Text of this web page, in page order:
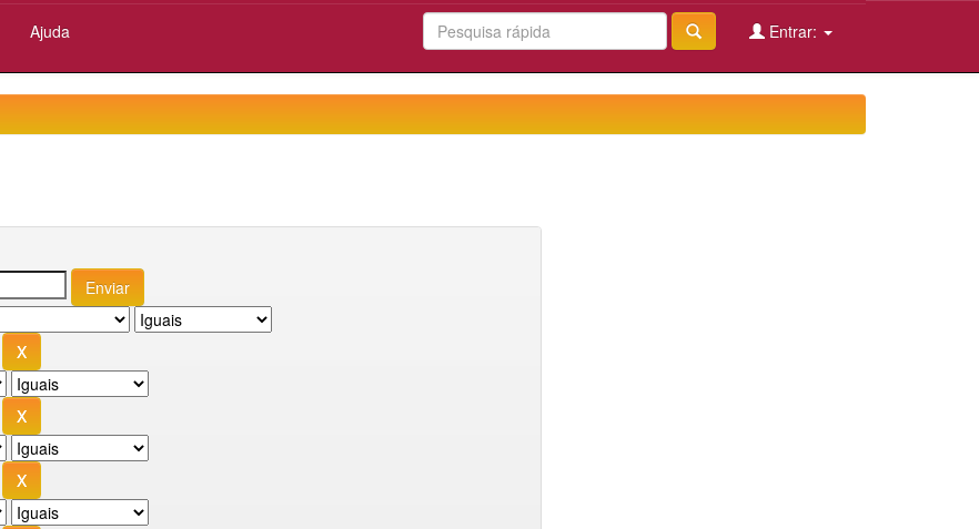
Ajuda Entrar: